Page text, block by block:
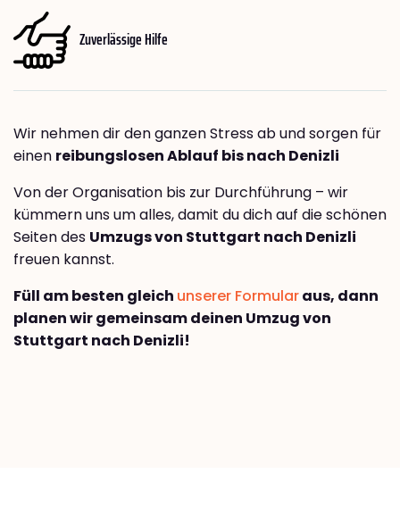
Zuverlässige Hilfe
Wir nehmen dir den ganzen Stress ab und sorgen für
einen reibungslosen Ablauf bis nach Denizli
Von der Organisation bis zur Durchführung – wir
kümmern uns um alles, damit du dich auf die schönen
Seiten des Umzugs von Stuttgart nach Denizli
freuen kannst.
Füll am besten gleich unserer Formularaus, dann
planen wir gemeinsam deinen Umzug von
Stuttgart nach Denizli!